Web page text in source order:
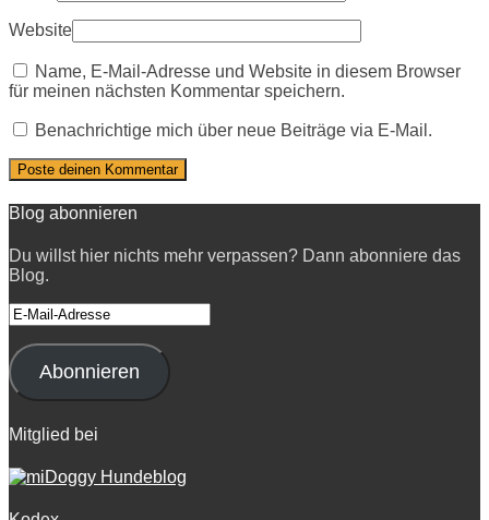
Website
Name, E-Mail-Adresse und Website in diesem Browser
für meinen nächsten Kommentar speichern.
Benachrichtige mich über neue Beiträge via E-Mail.
Blog abonnieren
Du willst hier nichts mehr verpassen? Dann abonniere das
Blog.
E-
Mail-
Adresse
Abonnieren
Mitglied bei